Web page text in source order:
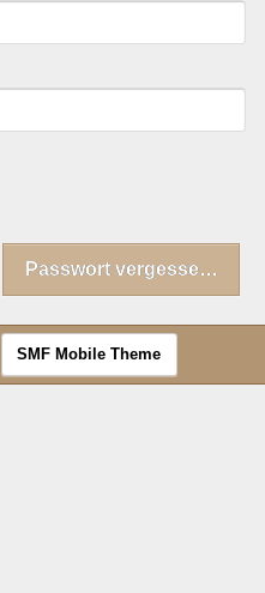
Passwort vergessen?
SMF Mobile Theme